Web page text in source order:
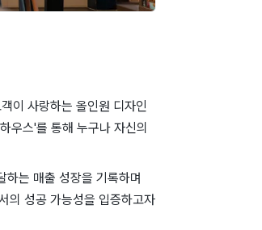
이 사랑하는 올인원 디자인
스'를 통해 누구나 자신의
는 매출 성장을 기록하며
의 성공 가능성을 입증하고자